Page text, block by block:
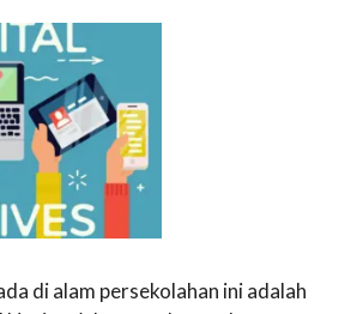
di alam persekolahan ini adalah